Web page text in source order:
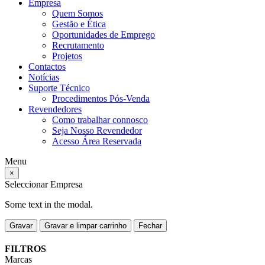
Empresa
Quem Somos
Gestão e Ética
Oportunidades de Emprego
Recrutamento
Projetos
Contactos
Notícias
Suporte Técnico
Procedimentos Pós-Venda
Revendedores
Como trabalhar connosco
Seja Nosso Revendedor
Acesso Área Reservada
Menu
×
Seleccionar Empresa
Some text in the modal.
Gravar Gravar e limpar carrinho Fechar
FILTROS
Marcas